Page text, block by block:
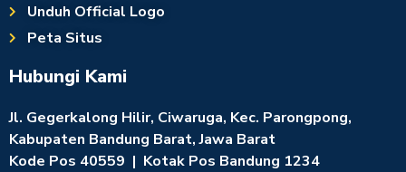
Unduh Official Logo
Peta Situs
Hubungi Kami
Jl. Gegerkalong Hilir, Ciwaruga, Kec. Parongpong,
Kabupaten Bandung Barat, Jawa Barat
Kode Pos 40559 | Kotak Pos Bandung 1234